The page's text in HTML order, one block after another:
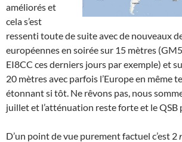
améliorés et
cela s’est
ressenti toute de suite avec de nouveaux
européennes en soirée sur 15 mètres
EI8CC ces derniers jours par exemple) et
20 mètres avec parfois l’Europe en même
étonnant si tôt. Ne rêvons pas, nous
juillet et l’atténuation reste forte et le QSB
D’un point de vue purement factuel c’est 2